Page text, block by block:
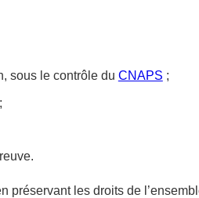
sous le contrôle du CNAPS ;
préservant les droits de